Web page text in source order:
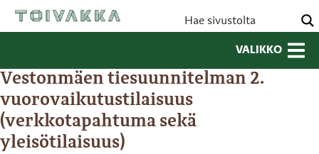
VALIKKO
Vestonmäen tiesuunnitelman 2.
vuorovaikutustilaisuus
(verkkotapahtuma sekä
yleisötilaisuus)